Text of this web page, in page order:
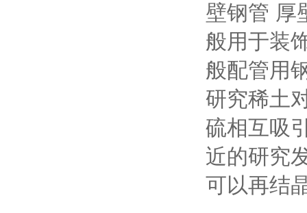
壁钢管 厚
般用于装
般配管用
研究稀土
硫相互吸
近的研究
可以再结